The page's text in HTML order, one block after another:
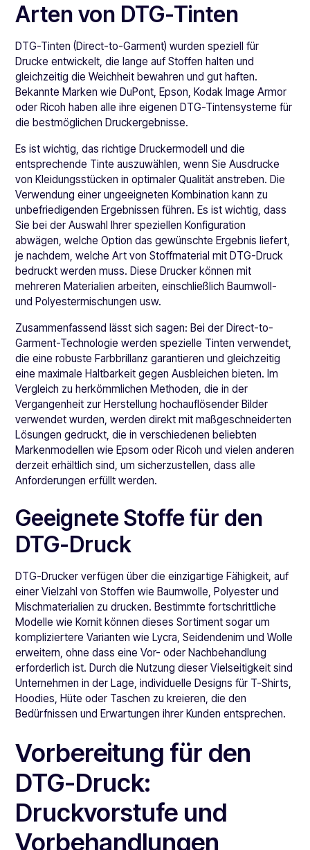
Arten von DTG-Tinten
DTG-Tinten (Direct-to-Garment) wurden speziell für
Drucke entwickelt, die lange auf Stoffen halten und
gleichzeitig die Weichheit bewahren und gut haften.
Bekannte Marken wie DuPont, Epson, Kodak Image Armor
oder Ricoh haben alle ihre eigenen DTG-Tintensysteme für
die bestmöglichen Druckergebnisse.
Es ist wichtig, das richtige Druckermodell und die
entsprechende Tinte auszuwählen, wenn Sie Ausdrucke
von Kleidungsstücken in optimaler Qualität anstreben. Die
Verwendung einer ungeeigneten Kombination kann zu
unbefriedigenden Ergebnissen führen. Es ist wichtig, dass
Sie bei der Auswahl Ihrer speziellen Konfiguration
abwägen, welche Option das gewünschte Ergebnis liefert,
je nachdem, welche Art von Stoffmaterial mit DTG-Druck
bedruckt werden muss. Diese Drucker können mit
mehreren Materialien arbeiten, einschließlich Baumwoll-
und Polyestermischungen usw.
Zusammenfassend lässt sich sagen: Bei der Direct-to-
Garment-Technologie werden spezielle Tinten verwendet,
die eine robuste Farbbrillanz garantieren und gleichzeitig
eine maximale Haltbarkeit gegen Ausbleichen bieten. Im
Vergleich zu herkömmlichen Methoden, die in der
Vergangenheit zur Herstellung hochauflösender Bilder
verwendet wurden, werden direkt mit maßgeschneiderten
Lösungen gedruckt, die in verschiedenen beliebten
Markenmodellen wie Epsom oder Ricoh und vielen anderen
derzeit erhältlich sind, um sicherzustellen, dass alle
Anforderungen erfüllt werden.
Geeignete Stoffe für den
DTG-Druck
DTG-Drucker verfügen über die einzigartige Fähigkeit, auf
einer Vielzahl von Stoffen wie Baumwolle, Polyester und
Mischmaterialien zu drucken. Bestimmte fortschrittliche
Modelle wie Kornit können dieses Sortiment sogar um
kompliziertere Varianten wie Lycra, Seidendenim und Wolle
erweitern, ohne dass eine Vor- oder Nachbehandlung
erforderlich ist. Durch die Nutzung dieser Vielseitigkeit sind
Unternehmen in der Lage, individuelle Designs für T-Shirts,
Hoodies, Hüte oder Taschen zu kreieren, die den
Bedürfnissen und Erwartungen ihrer Kunden entsprechen.
Vorbereitung für den
DTG-Druck:
Druckvorstufe und
Vorbehandlungen